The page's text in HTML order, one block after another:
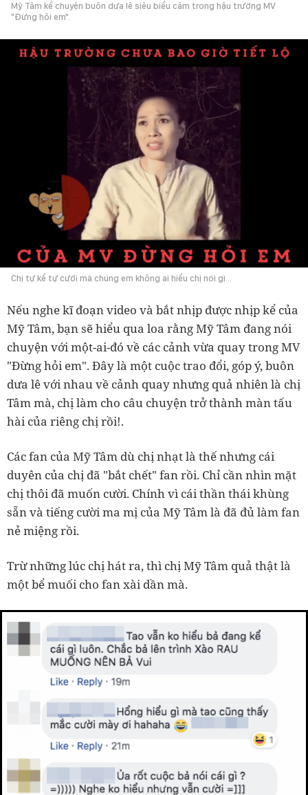
Mỹ Tâm kể chuyện buôn dưa lê siêu biểu cảm trong hậu trường MV
"Đừng hỏi em".
Chị tự kể tự cười mà chúng em không ai hiểu chị nói gì...
Nếu nghe kĩ đoạn video và bắt nhịp được nhịp kể của
Mỹ Tâm, bạn sẽ hiểu qua loa rằng Mỹ Tâm đang nói
chuyện với một-ai-đó về các cảnh vừa quay trong MV
"Đừng hỏi em". Đây là một cuộc trao đổi, góp ý, buôn
dưa lê với nhau về cảnh quay nhưng quả nhiên là chị
Tâm mà, chị làm cho câu chuyện trở thành màn tấu
hài của riêng chị rồi!.
Các fan của Mỹ Tâm dù chị nhạt là thế nhưng cái
duyên của chị đã "bắt chết" fan rồi. Chỉ cần nhìn mặt
chị thôi đã muốn cười. Chính vì cái thần thái khùng
sẵn và tiếng cười ma mị của Mỹ Tâm là đã đủ làm fan
nẻ miệng rồi.
Trừ những lúc chị hát ra, thì chị Mỹ Tâm quả thật là
một bể muối cho fan xài dần mà.